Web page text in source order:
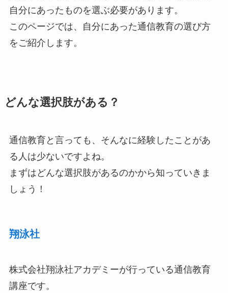
自分にあったものを選ぶ必要があります。
このページでは、自分にあった通信教育の選び方
をご紹介します。
どんな選択肢がある？
通信教育と言っても、そんなに経験したことがあ
る人は少ないですよね。
まずはどんな選択肢があるのかから知っていきま
しょう！
翔泳社
株式会社翔泳社アカデミーが行っている通信教育
講座です。